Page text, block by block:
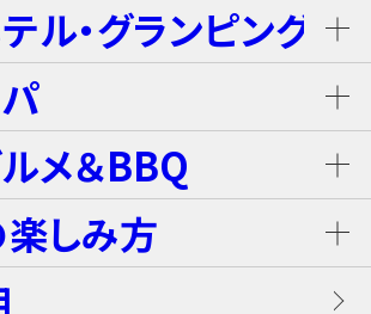
・バギー Level S
・バギー
ー・カート＜1Dayパス不要＞
スライダー
プール
ル・グランピング
ネスタ＆スパ
グキャビン
ラス
衣サウナ）
メ＆BBQ
フェ(朝食・夕食)
しみ方